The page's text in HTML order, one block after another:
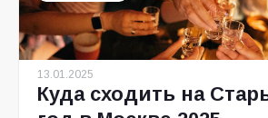
13.01.2025
Куда сходить на